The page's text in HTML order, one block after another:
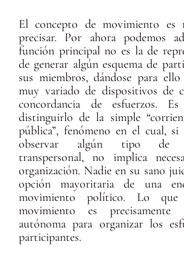
El concepto de movimiento es
precisar. Por ahora podemos
función principal no es la de
de generar algún esquema de
sus miembros, dándose para
muy variado de dispositivos de
concordancia de esfuerzos. Es
distinguirlo de la simple
pública”, fenómeno en el cual, si
observar algún tipo de
transpersonal, no implica
organización. Nadie en su sano
opción mayoritaria de una
movimiento político. Lo
movimiento es precisamente
autónoma para organizar los
participantes.